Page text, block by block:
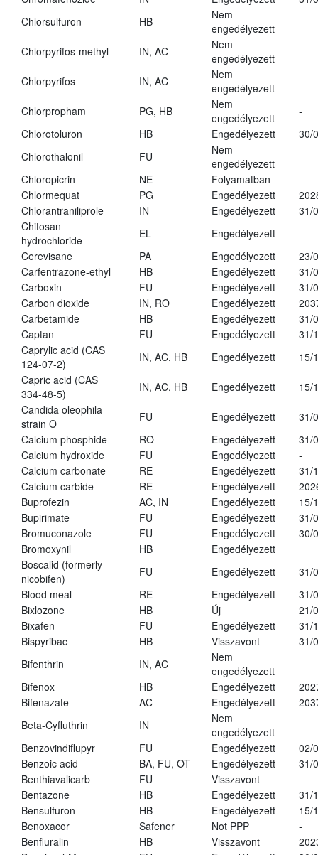
Chlorsulfuron
HB
Nem
engedélyezett
Chlorpyrifos-methyl
IN, AC
Nem
engedélyezett
Chlorpyrifos
IN, AC
Nem
engedélyezett
Chlorpropham
PG, HB
Nem
engedélyezett
-
Chlorotoluron
HB Engedélyezett
30/
Chlorothalonil
FU
Nem
engedélyezett
-
Chloropicrin
NE Folyamatban
-
Chlormequat
PG Engedélyezett
Chlorantraniliprole
IN Engedélyezett
31/
Chitosan
hydrochloride
EL Engedélyezett
-
Cerevisane
PA Engedélyezett
23/
Carfentrazone-ethyl
HB Engedélyezett
31/
Carboxin
FU Engedélyezett
31/
Carbon dioxide
IN, RO Engedélyezett
Carbetamide
HB Engedélyezett
31/
Captan
FU Engedélyezett
31/
Caprylic acid (CAS
124-07-2)
IN, AC, HB Engedélyezett
15/
Capric acid (CAS
334-48-5)
IN, AC, HB Engedélyezett
15/
Candida oleophila
strain O
FU Engedélyezett
31/
Calcium phosphide
RO Engedélyezett
31/
Calcium hydroxide
FU Engedélyezett
-
Calcium carbonate
RE Engedélyezett
31/
Calcium carbide
RE Engedélyezett
Buprofezin
AC, IN Engedélyezett
15/
Bupirimate
FU Engedélyezett
31/
Bromuconazole
FU Engedélyezett
30/
Bromoxynil
HB
Engedélyezett
Boscalid (formerly
nicobifen)
FU Engedélyezett
31/
Blood meal
RE Engedélyezett
31/
Bixlozone
HB Új
21/
Bixafen
FU Engedélyezett
31/
Bispyribac
HB Visszavont
31/
Bifenthrin
IN, AC
Nem
engedélyezett
Bifenox
HB Engedélyezett
Bifenazate
AC Engedélyezett
Beta-Cyfluthrin
IN
Nem
engedélyezett
Benzovindiflupyr
FU Engedélyezett
02/
Benzoic acid
BA, FU, OT Engedélyezett
31/
Benthiavalicarb
FU
Visszavont
Bentazone
HB Engedélyezett
31/
Bensulfuron
HB Engedélyezett
15/
Benoxacor
Safener Not PPP
-
Benfluralin
HB Visszavont